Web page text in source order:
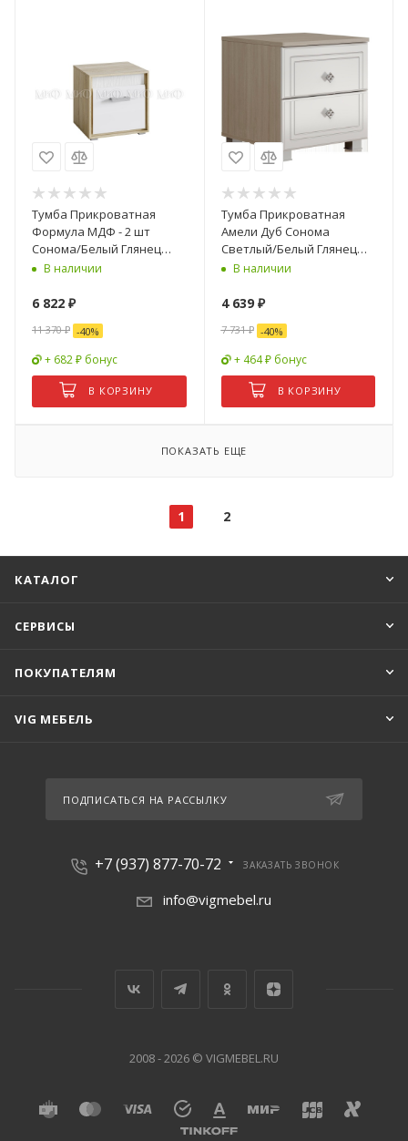
Тумба Прикроватная
Формула МДФ - 2 шт
Сонома/Белый Глянец
(Ш-500 мм x В-506 мм x
В наличии
6 822 ₽
11 370₽ -40%
+ 682 ₽ бонус
В КОРЗИНУ
Тумба Прикроватная
Амели Дуб Сонома
Светлый/Белый Глянец
(Ш-450 х В-471 х Г-453 мм)
В наличии
4 639₽
7 731₽ -40%
+ 464 ₽ бонус
В КОРЗИНУ
ПОКАЗАТЬ ЕЩЕ
1 2
КАТАЛОГ
СЕРВИСЫ
ПОКУПАТЕЛЯМ
VIG МЕБЕЛЬ
ПОДПИСАТЬСЯ НА РАССЫЛКУ
+7 (937) 877-70-72 ЗАКАЗАТЬ ЗВОНОК
info@vigmebel.ru
2008 - 2026 © VIGMEBEL.RU